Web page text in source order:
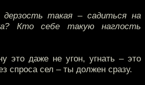
такая – садиться на
Кто себе такую наглость
это даже не угон, угнать – это
спроса сел – ты должен сразу.